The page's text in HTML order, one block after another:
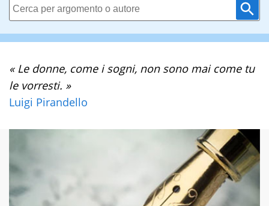
« Le donne, come i sogni, non sono mai come tu
le vorresti. »
Luigi Pirandello